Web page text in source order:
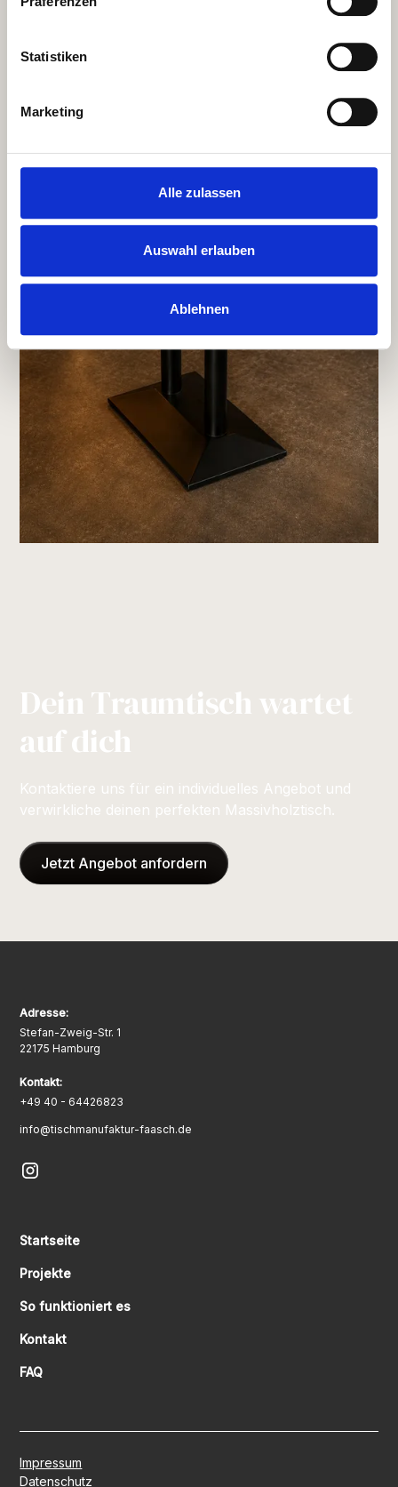
Statistiken
Marketing
Alle zulassen
Auswahl erlauben
Ablehnen
Dein Traumtisch wartet
auf dich
Kontaktiere uns für ein individuelles Angebot und
verwirkliche deinen perfekten Massivholztisch.
Jetzt Angebot anfordern
Adresse:
Stefan-Zweig-Str. 1
22175 Hamburg
Kontakt:
+49 40 - 64426823
info@tischmanufaktur-faasch.de
Startseite
Projekte
So funktioniert es
Kontakt
FAQ
Impressum
Datenschutz